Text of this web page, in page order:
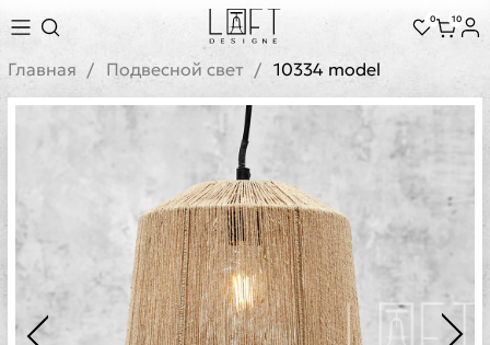
0 10
Главная Подвесной свет 10334 model